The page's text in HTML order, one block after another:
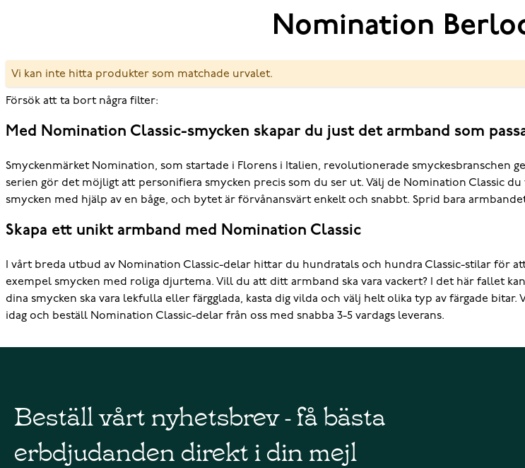
Nomination
Vi kan inte hitta produkter som matchade urvalet.
Försök att ta bort några filter:
Med Nomination Classic-smycken skapar du just det armband som
Smyckenmärket Nomination, som startade i Florens i Italien, revolutionerade smyckesbranschen
serien gör det möjligt att personifiera smycken precis som du ser ut. Välj de Nomination Classic
smycken med hjälp av en båge, och bytet är förvånansvärt enkelt och snabbt. Sprid bara
Skapa ett unikt armband med Nomination Classic
I vårt breda utbud av Nomination Classic-delar hittar du hundratals och hundra Classic-stilar för
exempel smycken med roliga djurtema. Vill du att ditt armband ska vara vackert? I det här fallet
dina smycken ska vara lekfulla eller färgglada, kasta dig vilda och välj helt olika typ av färgade
idag och beställ Nomination Classic-delar från oss med snabba 3-5 vardags leverans.
Beställ vårt nyhetsbrev - få bästa
erbdjudanden direkt i din mejl